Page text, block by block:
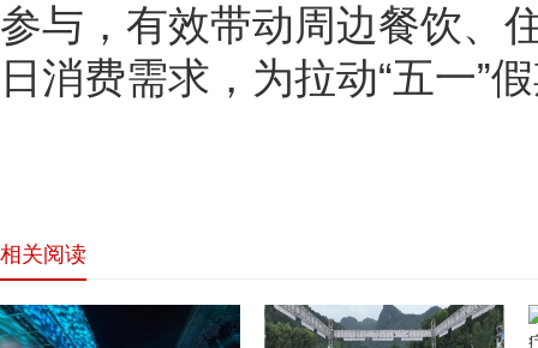
参与，有效带动周边餐饮、
日消费需求，为拉动“五一”
相关阅读